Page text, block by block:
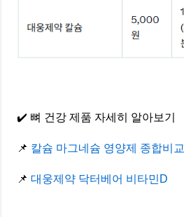
✔️ 뼈 건강 제품 자세히 알아보기
📌 칼슘 마그네슘 영양제 종합비교
📌 대웅제약 닥터베어 비타민D